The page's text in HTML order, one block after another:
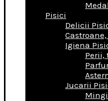
Pisici
Delicii
Igiena
Perii,
Jucarii